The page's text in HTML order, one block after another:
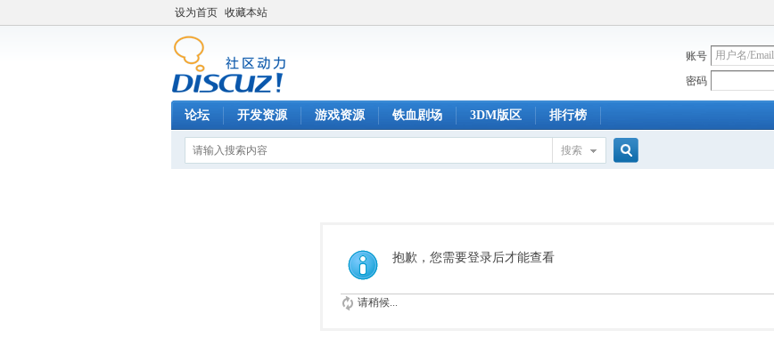
设为首页 收藏本站
账号
密码
论坛 开发资源 游戏资源 铁血剧场 3DM版区 排行榜
搜索
抱歉，您需要登录后才能查看
请稍候...